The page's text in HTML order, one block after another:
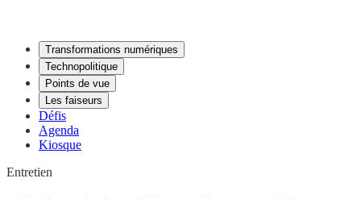
Transformations numériques
Technopolitique
Points de vue
Les faiseurs
Défis
Agenda
Kiosque
Entretien